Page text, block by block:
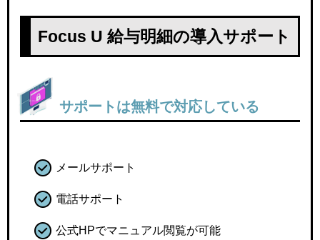
Focus U 給与明細の導入サポート
サポートは無料で対応している
メールサポート
電話サポート
公式HPでマニュアル閲覧が可能